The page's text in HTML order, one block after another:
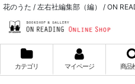
花のうた / 左右社編集部（編） / ON
カテゴリ マイページ 商品